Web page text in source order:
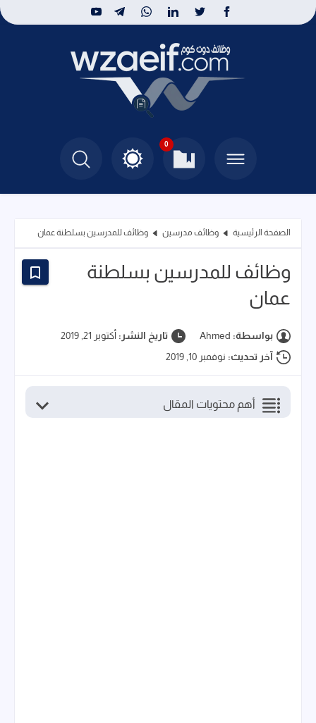
0
الصفحة الرئيسية وظائف مدرسين وظائف للمدرسين بسلطنة عمان
وظائف للمدرسين بسلطنة
عمان
بواسطة: Ahmed تاريخ النشر: أكتوبر 21, 2019
آخر تحديث: نوفمبر 10, 2019
أهم محتويات المقال